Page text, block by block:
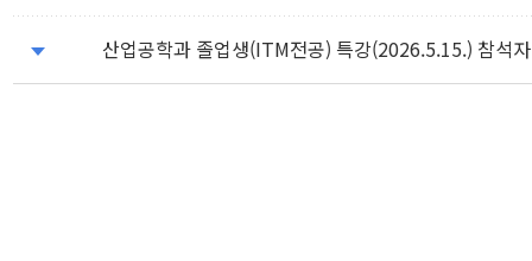
산업공학과 졸업생(ITM전공) 특강(2026.5.15.) 참석